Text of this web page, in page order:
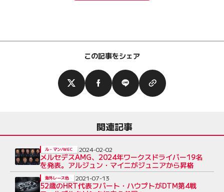
この記事をシェア
関連記事
メルセデスAMG、2024年ワークスドライバー19名
を発表。アルジュン・マイニがジュニアから昇格
ル・マン/WEC 2024-02-02
52歳のHRT代表フバート・ハウプトがDTM第4戦
海外レース他 2021-07-13